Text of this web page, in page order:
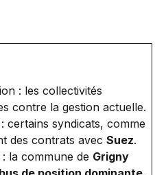
: les collectivités
contre la gestion actuelle.
certains syndicats, comme
des contrats avec Suez.
la commune de Grigny